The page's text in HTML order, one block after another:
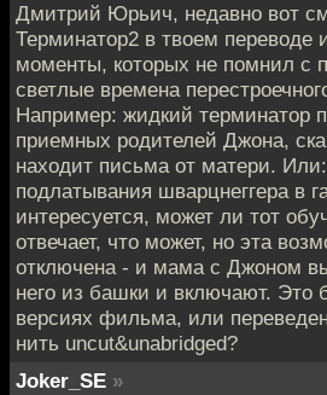
Дмитрий Юрьич, недавно вот
Терминатор2 в твоем переводе
моменты, которых не помнил с
светлые времена
Например: жидкий терминатор
приемных родителей Джона,
находит письма от матери.
подлатывания шварцнеггера в
интересуется, может ли тот
отвечает, что может, но эта
отключена - и мама с Джоном
него из башки и включают. Это
версиях фильма, или
нить uncut&unabridged?
Joker_SE »